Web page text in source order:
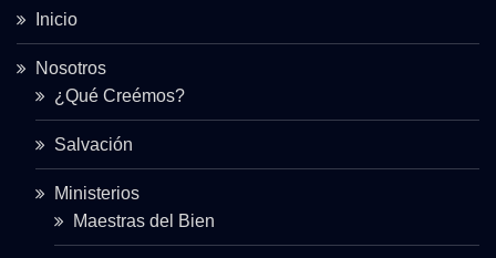
Inicio
Nosotros
¿Qué Creémos?
Salvación
Ministerios
Maestras del Bien